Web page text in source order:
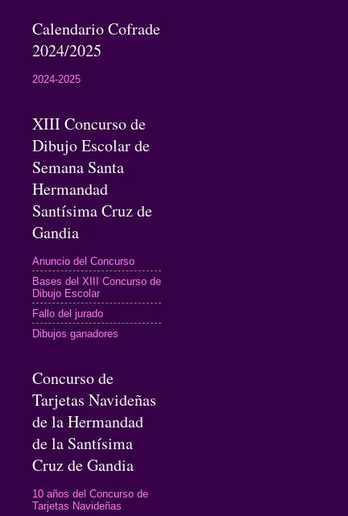
Calendario Cofrade
2024/2025
2024-2025
XIII Concurso de
Dibujo Escolar de
Semana Santa
Hermandad
Santísima Cruz de
Gandia
Anuncio del Concurso
Bases del XIII Concurso de
Dibujo Escolar
Fallo del jurado
Dibujos ganadores
Concurso de
Tarjetas Navideñas
de la Hermandad
de la Santísima
Cruz de Gandia
10 años del Concurso de
Tarjetas Navideñas